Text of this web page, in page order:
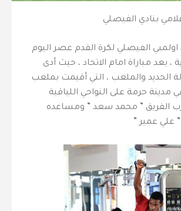
بنادي الفيصلي
اولمبي الفيصلي لكرة القدم عصر اليوم
، بعد مباراة امام الاتحاد ، حيث أدى
الحديد والملعب ، التي أقيمت بملعب
مدينة حرمة على النواحي اللياقية
الفريق ” محمد سعد ” ومساعده
علي عمير ”